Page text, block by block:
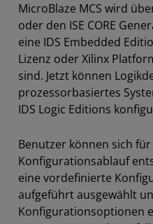
MicroBlaze MCS wird
oder den ISE CORE
eine IDS Embedded
Lizenz oder Xilinx
sind. Jetzt können
prozessorbasiertes
IDS Logic Editions
Benutzer können sich
Konfigurationsablauf
eine vordefinierte
aufgeführt ausgewählt
Konfigurationsoptionen